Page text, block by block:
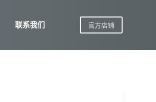
联系我们 官方店铺